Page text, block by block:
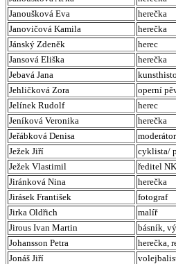
Janoušková Eva
herečka
Janovičová Kamila
herečka
Jánský Zdeněk
herec
Jansová Eliška
herečka
Jebavá Jana
Jehličková Zora
operní
Jelínek Rudolf
herec
Jeníková Veronika
herečka
Jeřábková Denisa
Ježek Jiří
cyklista/
Ježek Vlastimil
ředitel
Jiránková Nina
herečka
Jirásek František
fotograf
Jirka Oldřich
malíř
Jirous Ivan Martin
básník,
Johansson Petra
herečka,
Jonáš Jiří